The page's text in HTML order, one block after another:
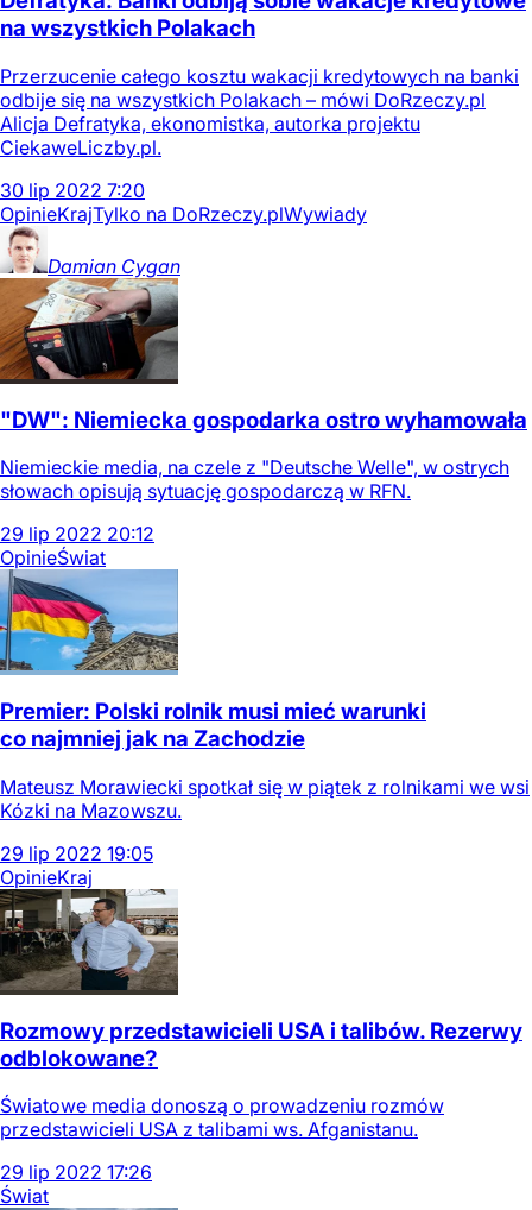
na wszystkich Polakach
Przerzucenie całego kosztu wakacji kredytowych na banki
odbije się na wszystkich Polakach – mówi DoRzeczy.pl
Alicja Defratyka, ekonomistka, autorka projektu
CiekaweLiczby.pl.
30 lip 2022 7:20
OpinieKrajTylko na DoRzeczy.plWywiady
Damian Cygan
"DW": Niemiecka gospodarka ostro wyhamowała
Niemieckie media, na czele z "Deutsche Welle", w ostrych
słowach opisują sytuację gospodarczą w RFN.
29 lip 2022 20:12
OpinieŚwiat
Premier: Polski rolnik musi mieć warunki
co najmniej jak na Zachodzie
Mateusz Morawiecki spotkał się w piątek z rolnikami we wsi
Kózki na Mazowszu.
29 lip 2022 19:05
OpinieKraj
Rozmowy przedstawicieli USA i talibów. Rezerwy
odblokowane?
Światowe media donoszą o prowadzeniu rozmów
przedstawicieli USA z talibami ws. Afganistanu.
29 lip 2022 17:26
Świat